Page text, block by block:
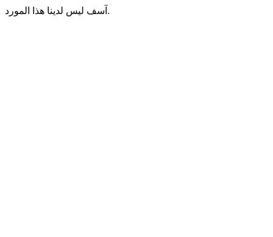
آسف ليس لدينا هذا المورد.